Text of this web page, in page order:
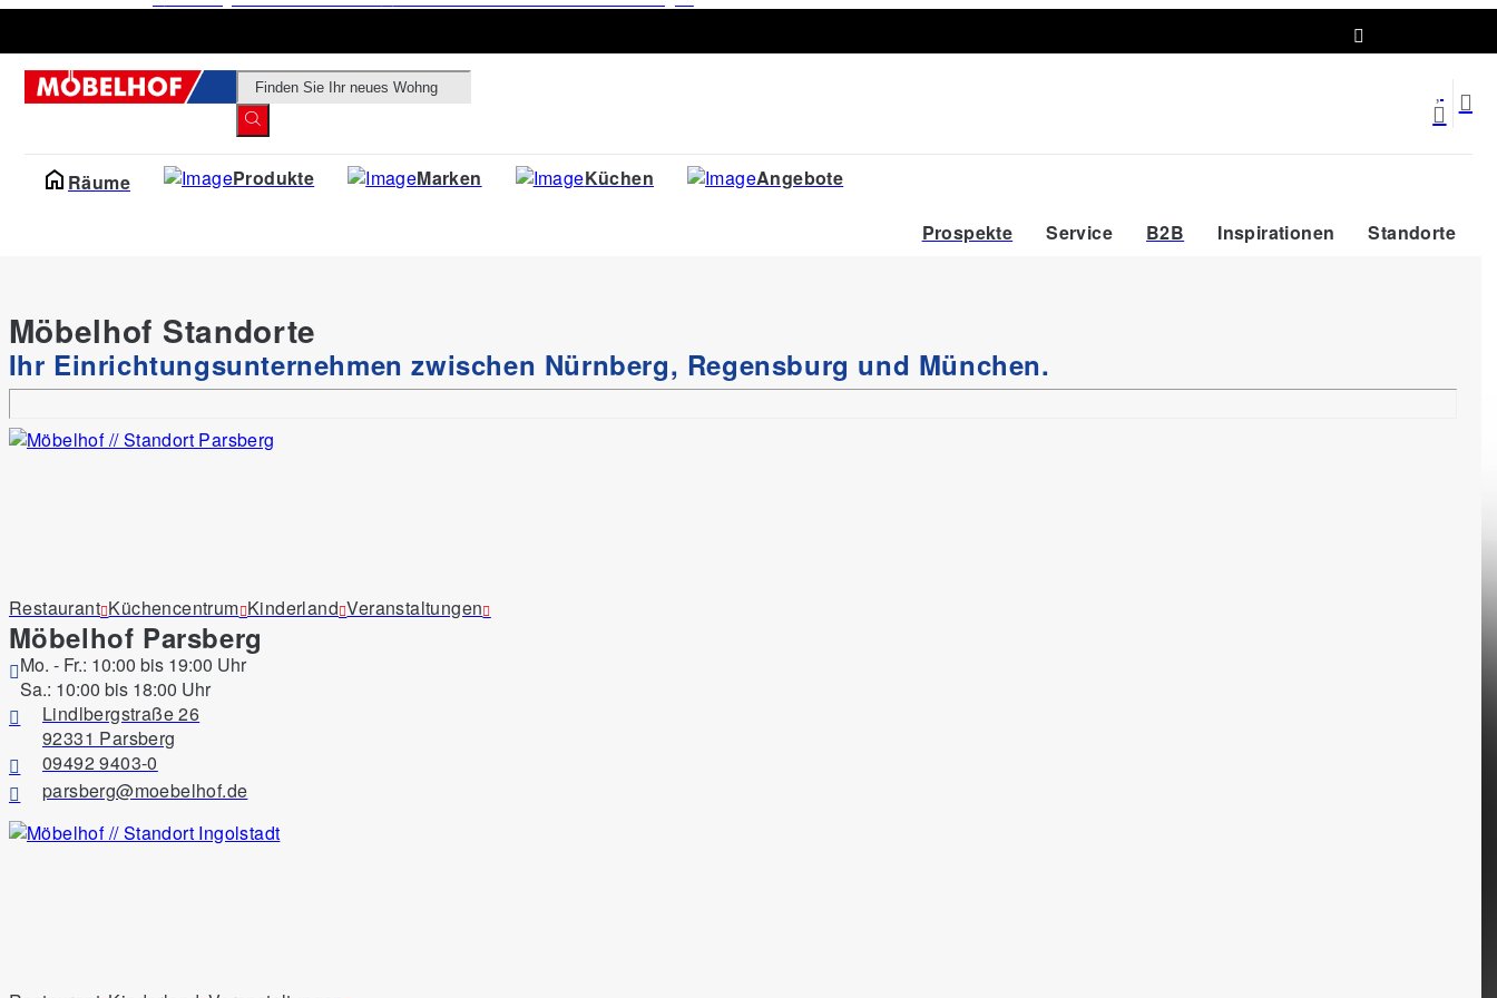
Products
search
Räume Produkte Marken Küchen Angebote
Prospekte Service B2B Inspirationen Standorte
Möbelhof Standorte
Ihr Einrichtungsunternehmen zwischen Nürnberg, Regensburg und München.
Restaurant Küchencentrum Kinderland Veranstaltungen
Möbelhof Parsberg
Mo. - Fr.: 10:00 bis 19:00 Uhr
Sa.: 10:00 bis 18:00 Uhr
Lindlbergstraße 26
92331 Parsberg
09492 9403-0
parsberg@moebelhof.de